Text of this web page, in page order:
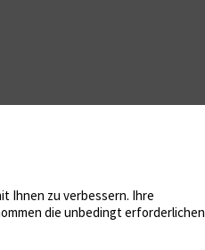
Ihnen zu verbessern. Ihre
die unbedingt erforderlichen